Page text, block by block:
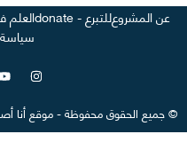
عن المشروعللتبرع - donate العلم
©جميع الحقوق محفوظة-موقع أنا